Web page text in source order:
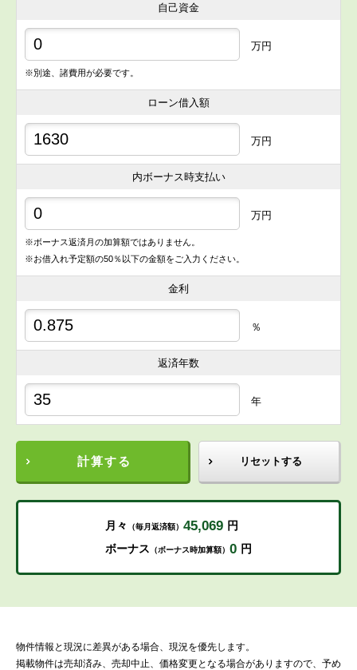
自己資金
万円
※別途、諸費用が必要です。
ローン借入額
万円
内ボーナス時支払い
万円
※ボーナス返済月の加算額ではありません。
※お借入れ予定額の50％以下の金額をご入力ください。
金利
％
返済年数
年
計算する リセットする
月々 （毎月返済額） 45,069 円
ボーナス （ボーナス時加算額） 0 円
物件情報と現況に差異がある場合、現況を優先します。
掲載物件は売却済み、売却中止、価格変更となる場合がありますので、予め